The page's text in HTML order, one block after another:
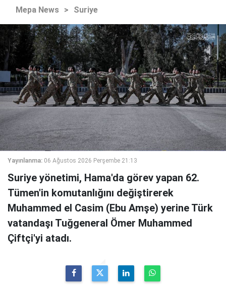
Mepa News > Suriye
Yayınlanma: 06 Ağustos 2026 Perşembe 21:13
Suriye yönetimi, Hama'da görev yapan 62.
Tümen'in komutanlığını değiştirerek
Muhammed el Casim (Ebu Amşe) yerine Türk
vatandaşı Tuğgeneral Ömer Muhammed
Çiftçi'yi atadı.